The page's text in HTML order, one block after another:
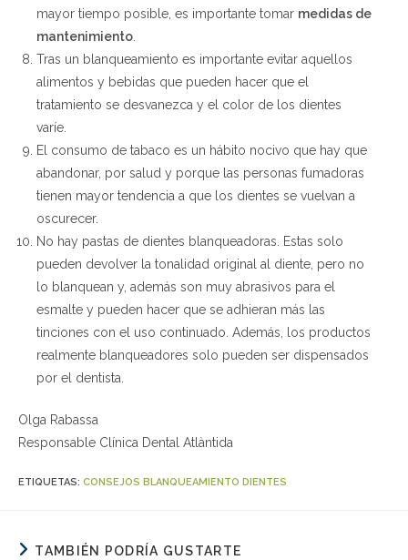
mayor tiempo posible, es importante tomar medidas de
mantenimiento.
Tras un blanqueamiento es importante evitar aquellos
alimentos y bebidas que pueden hacer que el
tratamiento se desvanezca y el color de los dientes
varíe.
El consumo de tabaco es un hábito nocivo que hay que
abandonar, por salud y porque las personas fumadoras
tienen mayor tendencia a que los dientes se vuelvan a
oscurecer.
No hay pastas de dientes blanqueadoras. Estas solo
pueden devolver la tonalidad original al diente, pero no
lo blanquean y, además son muy abrasivos para el
esmalte y pueden hacer que se adhieran más las
tinciones con el uso continuado. Además, los productos
realmente blanqueadores solo pueden ser dispensados
por el dentista.
Olga Rabassa
Responsable Clínica Dental Atlàntida
ETIQUETAS: CONSEJOS BLANQUEAMIENTO DIENTES
TAMBIÉN PODRÍA GUSTARTE